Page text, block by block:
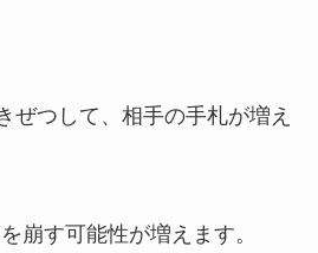
ぜつして、相手の手札が増え
崩す可能性が増えます。